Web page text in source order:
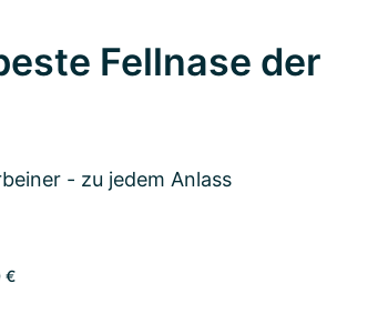
Fellnase der
- zu jedem Anlass
€